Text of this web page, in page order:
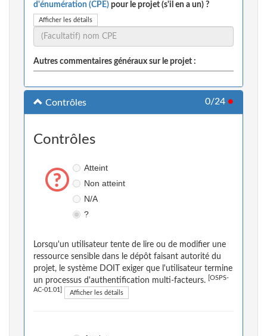
d'énumération (CPE) pour le projet (s'il en a un) ?
Afficher les détails
Autres commentaires généraux sur le projet :
Contrôles 0/24 ●
Contrôles
Atteint
Non atteint
N/A
?
Lorsqu'un utilisateur tente de lire ou de modifier une
ressource sensible dans le dépôt faisant autorité du
projet, le système DOIT exiger que l'utilisateur termine
un processus d'authentification multi-facteurs.
[OSPS-
AC-01.01] Afficher les détails